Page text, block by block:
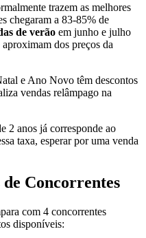
trazem as melhores
chegaram a 83-85% de
de verão em junho e julho
dos preços da
e Ano Novo têm descontos
vendas relâmpago na
2 anos já corresponde ao
taxa, esperar por uma venda
Concorrentes
com 4 concorrentes
disponíveis: